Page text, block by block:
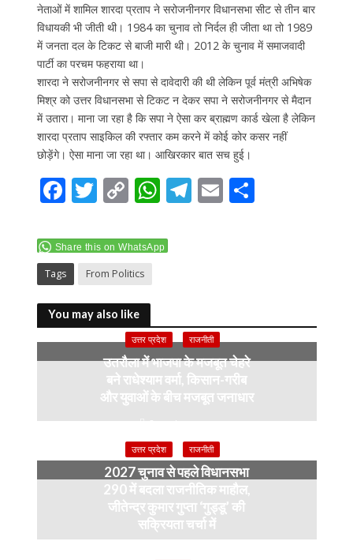
नेताओं में शामिल शारदा प्रताप ने सरोजनीनगर विधानसभा सीट से तीन बार
विधायकी भी जीती थी। 1984 का चुनाव तो निर्दल ही जीता था तो 1989
में जनता दल के टिकट से बाजी मारी थी। 2012 के चुनाव में समाजवादी
पार्टी का परचम फहराया था।
शारदा ने सरोजनीनगर से सपा से दावेदारी की थी लेकिन पूर्व मंत्री अभिषेक
मिश्र को उत्तर विधानसभा से टिकट न देकर सपा ने सरोजनीनगर से मैदान
में उतारा। माना जा रहा है कि सपा ने ऐसा कर ब्राह्मण कार्ड खेला है लेकिन
शारदा प्रताप साइकिल की रफ्तार कम करने में कोई कोर कसर नहीं
छोड़ेंगे। ऐसा माना जा रहा था। आखिरकार बात सच हुई।
F
e
b
o
o
k
T
itt
er
C
p
y
Li
n
k
W
at
p
T E S
Share this on WhatsApp
Tags From Politics
You may also like
उत्तर प्रदेश राजनीती
उतरौला में भाजपा के मजबूत चेहरे
बने राधेश्याम वर्मा, किसान-गरीब
और युवाओं के बीच मजबूत जनाधार
2 weeks ago
उत्तर प्रदेश राजनीती
2027 चुनाव से पहले विधानसभा
290 में बदला राजनीतिक माहौल,
जीतेन्द्र कुमार गुप्ता ‘गुड्डू’ की
सक्रियता चर्चा में